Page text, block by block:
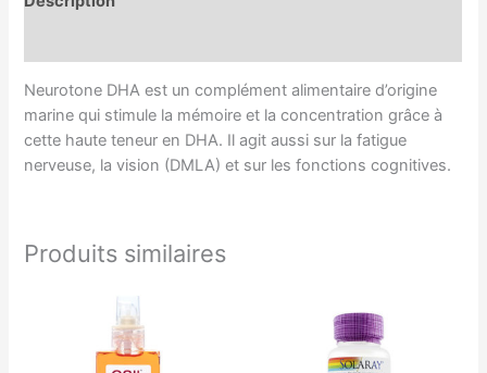
capsules
Neurotone DHA est un complément alimentaire d’origine
marine qui stimule la mémoire et la concentration grâce à
cette haute teneur en DHA. Il agit aussi sur la fatigue
nerveuse, la vision (DMLA) et sur les fonctions cognitives.
Produits similaires